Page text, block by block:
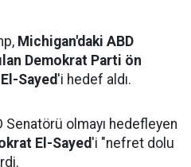
Michigan'daki ABD
Demokrat Parti ön
Sayed'i hedef aldı.
olmayı hedefleyen
El-Sayed'i "nefret dolu